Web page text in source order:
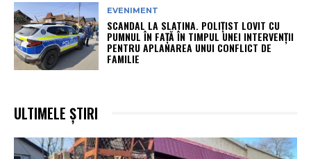
EVENIMENT
SCANDAL LA SLATINA. POLIȚIST LOVIT CU
PUMNUL ÎN FAȚĂ ÎN TIMPUL UNEI INTERVENȚII
PENTRU APLANAREA UNUI CONFLICT DE
FAMILIE
ULTIMELE ȘTIRI